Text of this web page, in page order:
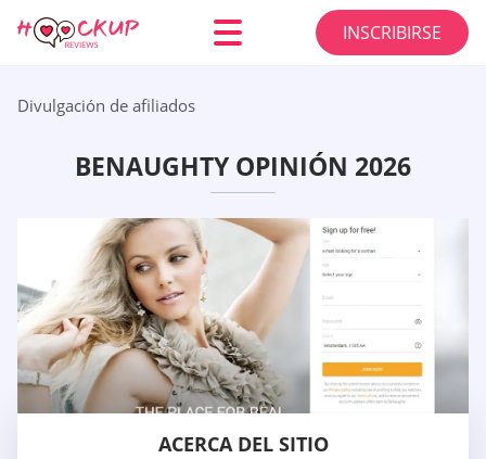
INSCRIBIRSE
Divulgación de afiliados
BENAUGHTY OPINIÓN 2026
ACERCA DEL SITIO